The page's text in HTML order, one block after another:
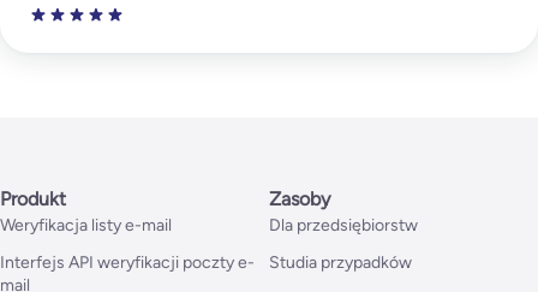
Produkt
Weryfikacja listy e-mail
Interfejs API weryfikacji poczty e-
mail
Zasoby
Dla przedsiębiorstw
Studia przypadków